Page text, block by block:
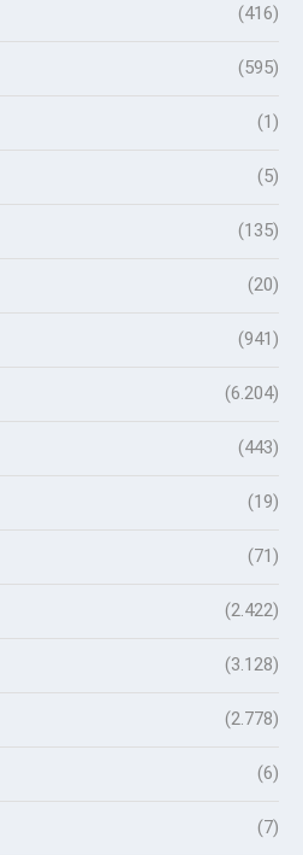
(416)
(595)
(1)
(5)
(135)
(20)
(941)
(6.204)
(443)
(19)
(71)
(2.422)
(3.128)
(2.778)
(6)
(7)